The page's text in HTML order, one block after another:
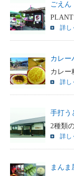
ごえん
詳し
カレ
カレー
詳し
手打
2種類
詳し
まんま